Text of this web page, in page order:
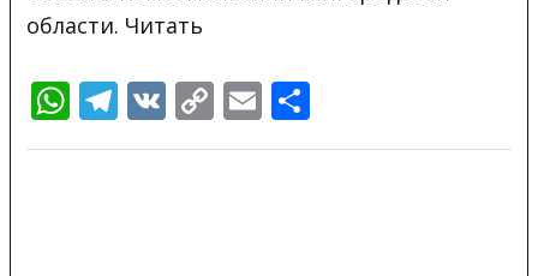
области. Читать
WhatsApp
Telegram
VKCopy
Link
Email